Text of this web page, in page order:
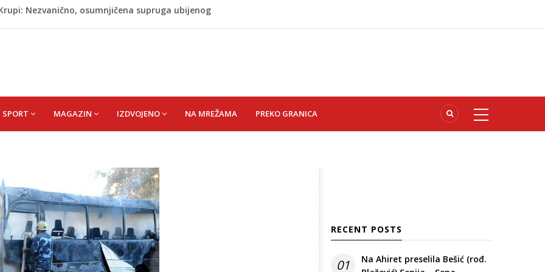
Senija – Sena
obilježavanja godišnjice: "Doživjela sam poniženje
sinu"
Nezvanično, osumnjičena supruga ubijenog
SPORT MAGAZIN IZDVOJENO NA MREŽAMA PREKO GRANICA
RECENT POSTS
01
Na Ahiret preselila Bešić (rođ.